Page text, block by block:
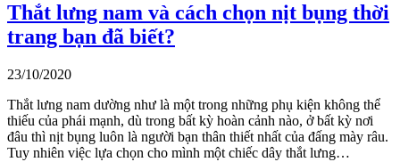
Thắt lưng nam và cách chọn nịt bụng thời
trang bạn đã biết?
23/10/2020
Thắt lưng nam dường như là một trong những phụ kiện không thể
thiếu của phái mạnh, dù trong bất kỳ hoàn cảnh nào, ở bất kỳ nơi
đâu thì nịt bụng luôn là người bạn thân thiết nhất của đấng mày râu.
Tuy nhiên việc lựa chọn cho mình một chiếc dây thắt lưng…